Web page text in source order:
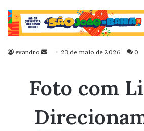
evandro
Mande
mail
23 de maio de 2026 0
Foto com